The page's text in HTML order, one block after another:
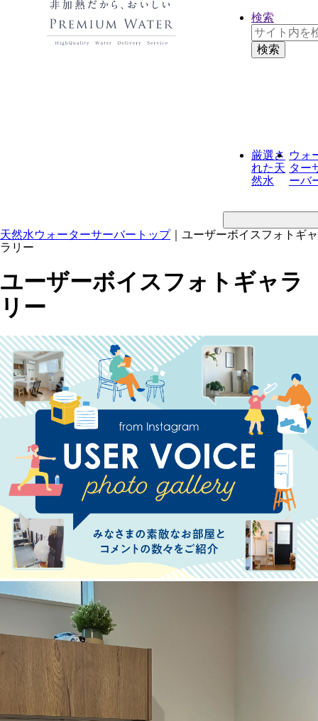
厳選さ
れた天
然水
ウォ
ター
ーバ
検索
天然水ウォーターサーバートップ｜ ユーザーボイスフォトギャ
ラリー
ユーザーボイスフォトギャラ
リー